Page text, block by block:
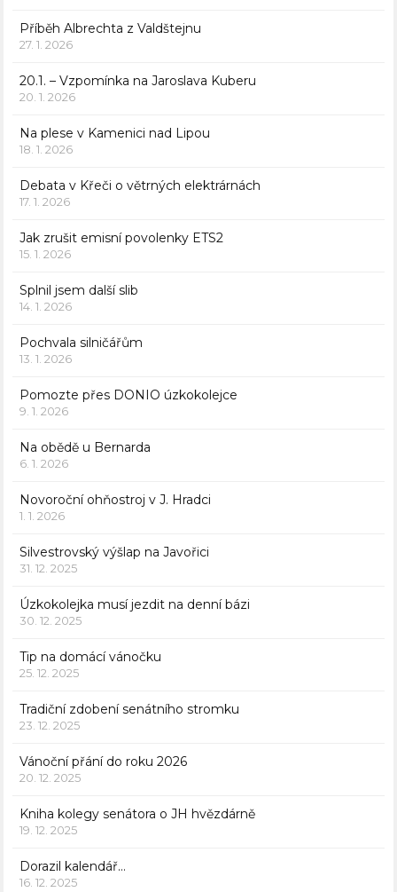
Příběh Albrechta z Valdštejnu
27. 1. 2026
20.1. – Vzpomínka na Jaroslava Kuberu
20. 1. 2026
Na plese v Kamenici nad Lipou
18. 1. 2026
Debata v Křeči o větrných elektrárnách
17. 1. 2026
Jak zrušit emisní povolenky ETS2
15. 1. 2026
Splnil jsem další slib
14. 1. 2026
Pochvala silničářům
13. 1. 2026
Pomozte přes DONIO úzkokolejce
9. 1. 2026
Na obědě u Bernarda
6. 1. 2026
Novoroční ohňostroj v J. Hradci
1. 1. 2026
Silvestrovský výšlap na Javořici
31. 12. 2025
Úzkokolejka musí jezdit na denní bázi
30. 12. 2025
Tip na domácí vánočku
25. 12. 2025
Tradiční zdobení senátního stromku
23. 12. 2025
Vánoční přání do roku 2026
20. 12. 2025
Kniha kolegy senátora o JH hvězdárně
19. 12. 2025
Dorazil kalendář…
16. 12. 2025